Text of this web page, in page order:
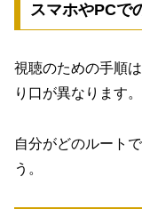
スマホやPCで
視聴のための手順
り口が異なります。
自分がどのルート
う。